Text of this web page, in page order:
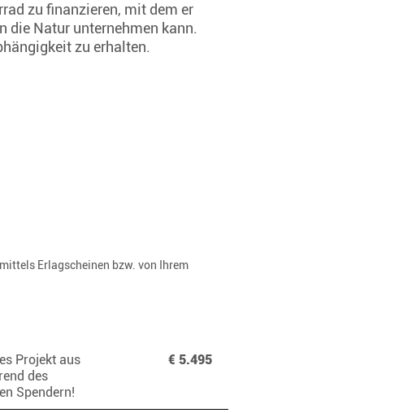
zu finanzieren, mit dem er
die Natur unternehmen kann.
zu erhalten.
Erlagscheinen bzw. von Ihrem
€ 5.495
Projekt aus
des
Spendern!